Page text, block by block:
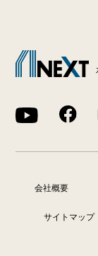
会社概要
サイトマップ